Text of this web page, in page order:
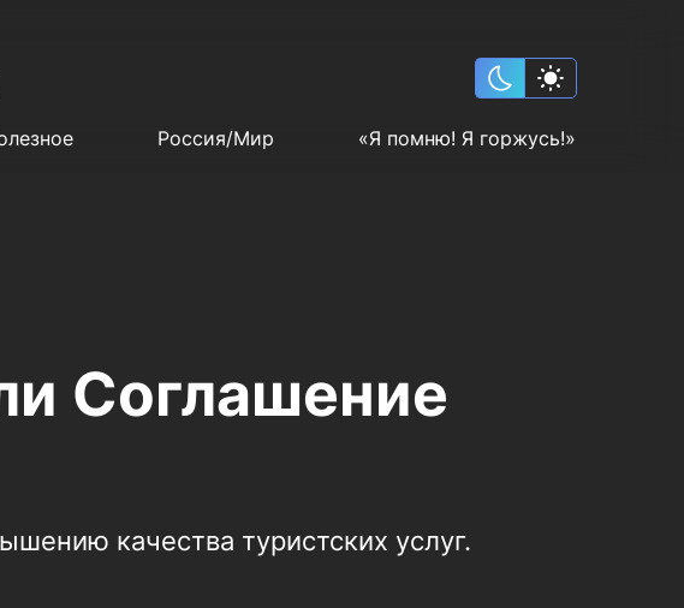
Россия/Мир «Я помню! Я горжусь!»
Соглашение
качества туристских услуг.